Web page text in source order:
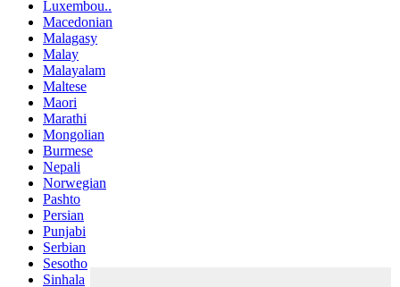
Luxembou..
Macedonian
Malagasy
Malay
Malayalam
Maltese
Maori
Marathi
Mongolian
Burmese
Nepali
Norwegian
Pashto
Persian
Punjabi
Serbian
Sesotho
Sinhala